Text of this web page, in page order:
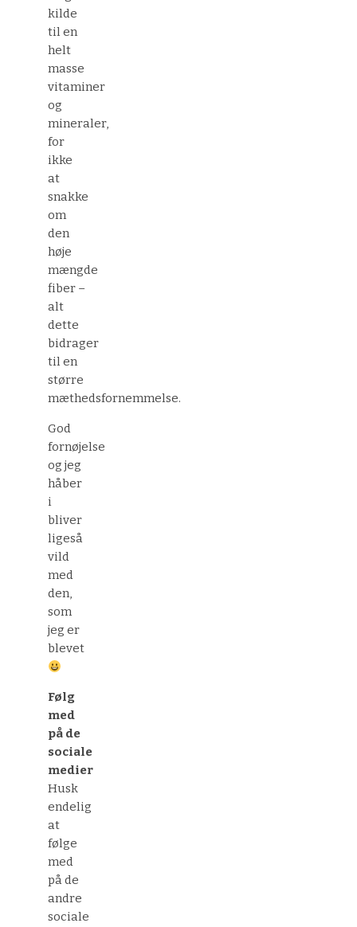
kilde
til en
helt
masse
vitaminer
og
mineraler,
for
ikke
at
snakke
om
den
høje
mængde
fiber –
alt
dette
bidrager
til en
større
mæthedsfornemmelse.
God
fornøjelse
og jeg
håber
i
bliver
ligeså
vild
med
den,
som
jeg er
blevet
Følg
med
på de
sociale
medier
Husk
endelig
at
følge
med
på de
andre
sociale